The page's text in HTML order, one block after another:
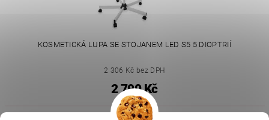
KOSMETICKÁ LUPA SE STOJANEM LED S5 5 DIOPTRIÍ
2 306 Kč bez DPH
2 790 Kč